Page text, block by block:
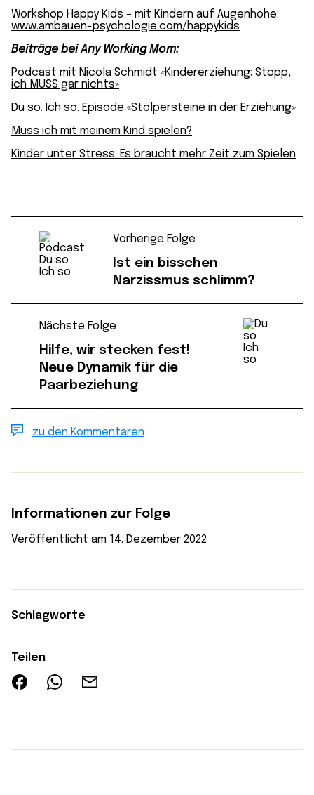
Workshop Happy Kids – mit Kindern auf Augenhöhe:
www.ambauen-psychologie.com/happykids
Beiträge bei Any Working Mom:
Podcast mit Nicola Schmidt «Kindererziehung: Stopp,
ich MUSS gar nichts»
Du so. Ich so. Episode «Stolpersteine in der Erziehung»
Muss ich mit meinem Kind spielen?
Kinder unter Stress: Es braucht mehr Zeit zum Spielen
Vorherige Folge
Ist ein bisschen
Narzissmus schlimm?
Nächste Folge
Hilfe, wir stecken fest!
Neue Dynamik für die
Paarbeziehung
zu den Kommentaren
Informationen zur Folge
Veröffentlicht am 14. Dezember 2022
Schlagworte
Teilen